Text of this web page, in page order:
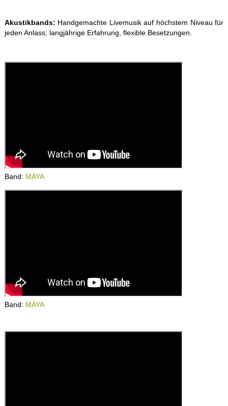
Akustikbands: Handgemachte Livemusik auf höchstem Niveau für
jeden Anlass; langjährige Erfahrung, flexible Besetzungen.
Band: MAYA
Band: MAYA